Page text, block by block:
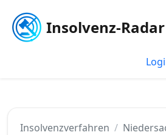
Insolvenz-Radar
Insolvenzverfahren